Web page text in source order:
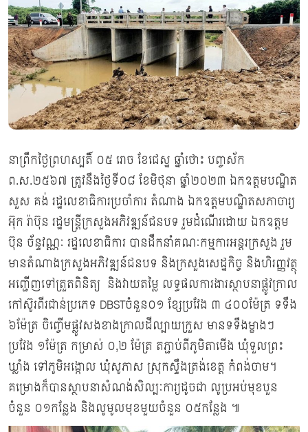
នាព្រឹកថ្ងៃព្រហស្បតិ៍ ០៥ រោច ខែជេស្ឋ ឆ្នាំថោះ បញ្ចស័ក
ព.ស.២៥៦៧ ត្រូវនឹងថ្ងៃទី០៨ ខែមិថុនា ឆ្នាំ២០២៣ ឯកឧត្តមបណ្ឌិត
សួស គង់ រដ្ឋលេខាធិការប្រចាំការ តំណាង ឯកឧត្តមបណ្ឌិតសភាចារ្យ
អ៊ុក រ៉ាប៊ុន រដ្ឋមន្ត្រីក្រសួងអភិវឌ្ឍន៍ជនបទ រួមដំណើរដោយ ឯកឧត្តម
ប៊ុន ច័ន្ទវណ្ណៈ រដ្ឋលេខាធិការ បានដឹកនាំគណៈកម្មការអន្តរក្រសួង រួម
មានតំណាងក្រសួងអភិវឌ្ឍន៍ជនបទ និងក្រសួងសេដ្ឋកិច្ច និងហិរញ្ញវត្ថុ
អញ្ជើញទៅត្រួតពិនិត្យ និងវាយតម្លៃ លទ្ធផលការងារស្ថាបនាផ្លូវក្រាល
កៅស៊ូរពីរជាន់ប្រភេទ DBSTចំនួន០១ ខ្សែប្រវែង ៣ ៤០០ម៉ែត្រ ទទឹង
៦ម៉ែត្រ ចិញ្ចើមផ្លូវសងខាងក្រាលដីល្បាយក្រួស មានទទឹងម្ខាងៗ
ប្រវែង ១ម៉ែត្រ កម្រាស់ ០,២ ម៉ែត្រ តភ្ជាប់ពីភូមិតាមើង ឃុំទួលព្រះ
ឃ្លាំង ទៅភូមិអង្កោល ឃុំសូភាស ស្រុកស្ទឹងត្រង់ខេត្ត កំពង់ចាម។
គម្រោងក៏បានស្ថាបនាសំណង់សិល្បៈការ្យដូចជា លូប្រអប់មុខបួន
ចំនួន ០១កន្លែង និងលូមូលមុខមួយចំនួន ០៥កន្លែង ៕